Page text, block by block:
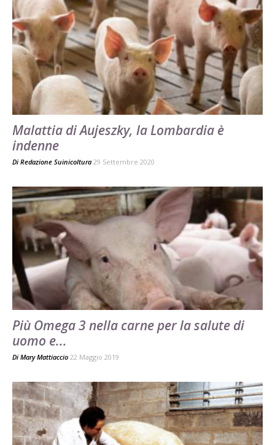
Malattia di Aujeszky, la Lombardia è
indenne
Di Redazione Suinicoltura 29 Settembre 2020
Più Omega 3 nella carne per la salute di
uomo e...
Di Mary Mattiaccio 22 Maggio 2019